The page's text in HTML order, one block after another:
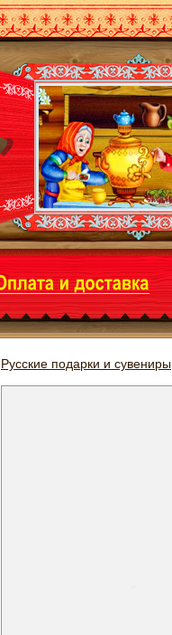
Русские подарки и сувениры